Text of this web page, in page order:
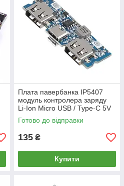
Плата павербанка IP5407
модуль контролера заряду
Li-Ion Micro USB / Type-C 5V
2.4A, DC-DC підвищуючий
перетворювач
Готово до відправки
135 ₴
Купити